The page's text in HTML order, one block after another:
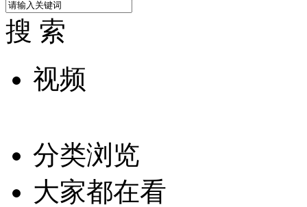
搜 索
视频
分类浏览
大家都在看